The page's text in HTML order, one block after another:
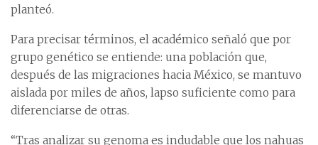
planteó.
Para precisar términos, el académico señaló que por
grupo genético se entiende: una población que,
después de las migraciones hacia México, se mantuvo
aislada por miles de años, lapso suficiente como para
diferenciarse de otras.
“Tras analizar su genoma es indudable que los nahuas